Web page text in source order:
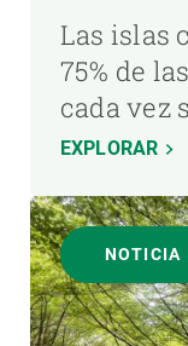
Las islas
75% de
cada vez
EXPLORAR
NOTICIA